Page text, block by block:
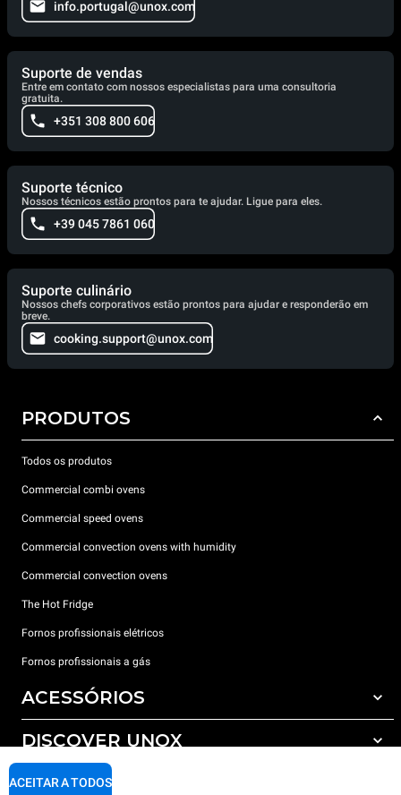
info.portugal@unox.com
Suporte de vendas
Entre em contato com nossos especialistas para uma consultoria
gratuita.
+351 308 800 606
Suporte técnico
Nossos técnicos estão prontos para te ajudar. Ligue para eles.
+39 045 7861 060
Suporte culinário
Nossos chefs corporativos estão prontos para ajudar e responderão em
breve.
cooking.support@unox.com
PRODUTOS
Todos os produtos
Commercial combi ovens
Commercial speed ovens
Commercial convection ovens with humidity
Commercial convection ovens
The Hot Fridge
Fornos profissionais elétricos
Fornos profissionais a gás
ACESSÓRIOS
Todos os acessórios
Detergents for automatic washing
DISCOVER UNOX
Os nossos escritórios no mundo
SUPPORT
ACEITAR A TODOS